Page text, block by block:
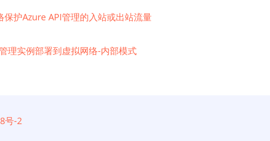
保护Azure API管理的入站或出站流量
理实例部署到虚拟网络-内部模式
号-2